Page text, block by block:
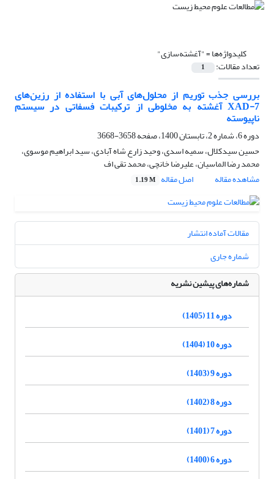
کلیدواژه‌ها ="آغشته‌سازی"
تعداد مقالات: 1
بررسی جذب توریم از محلول‌های آبی با استفاده از رزین‌های‌
XAD-7 آغشته به مخلوطی از ترکیبات فسفاتی در سیستم
ناپیوسته
دوره 6، شماره 2، تابستان 1400، صفحه
3658-3668
حسین سیدکلال، سمیه اسدی، وحید زارع شاه آبادی، سید ابراهیم موسوی،
محمد رضا الماسیان، علیرضا خانچی، محمد تقی اف
مشاهده مقاله
اصل مقاله 1.19 M
مقالات آماده انتشار
شماره جاری
شماره‌های پیشین نشریه
دوره 11 (1405)
دوره 10 (1404)
دوره 9 (1403)
دوره 8 (1402)
دوره 7 (1401)
دوره 6 (1400)